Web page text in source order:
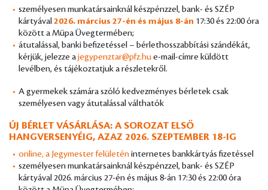
személyesen munkatársainknál készpénzzel, bank- és SZÉP
kártyával2026. március 27-én és május 8-án 17:30 és 22:00 óra
között a Müpa Üvegtermében;
átutalással, banki befizetéssel – bérlethosszabbítási szándékát,
kérjük, jelezze ajegypenztar@pfz.hue-mail-címre küldött
levélben, és tájékoztatjuk a részletekről.
A gyermekek számára szóló kedvezményes bérletek csak
személyesen vagy átutalással válthatók
ÚJ BÉRLET VÁSÁRLÁSA: A SOROZAT ELSŐ
HANGVERSENYÉIG, AZAZ 2026. SZEPTEMBER 18-IG
online, a Jegymester felületéninternetes bankkártyás fizetéssel
személyesen munkatársainknál készpénzzel, bank- és SZÉP
kártyával 2026. március 27-én és május 8-án 17:30 és 22:00 óra